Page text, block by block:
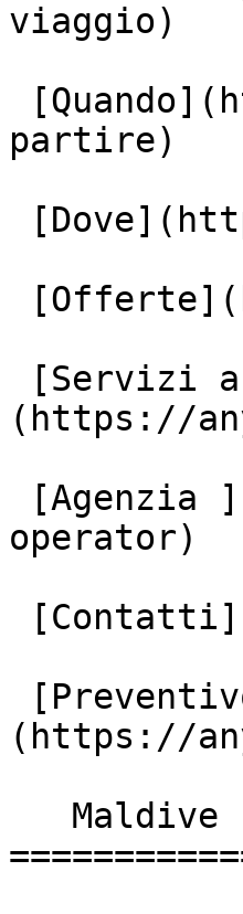
viaggio)
partire)
(https://
operator)
(https://